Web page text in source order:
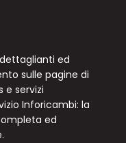
ed
sulle pagine di
e servizi
Inforicambi: la
ed